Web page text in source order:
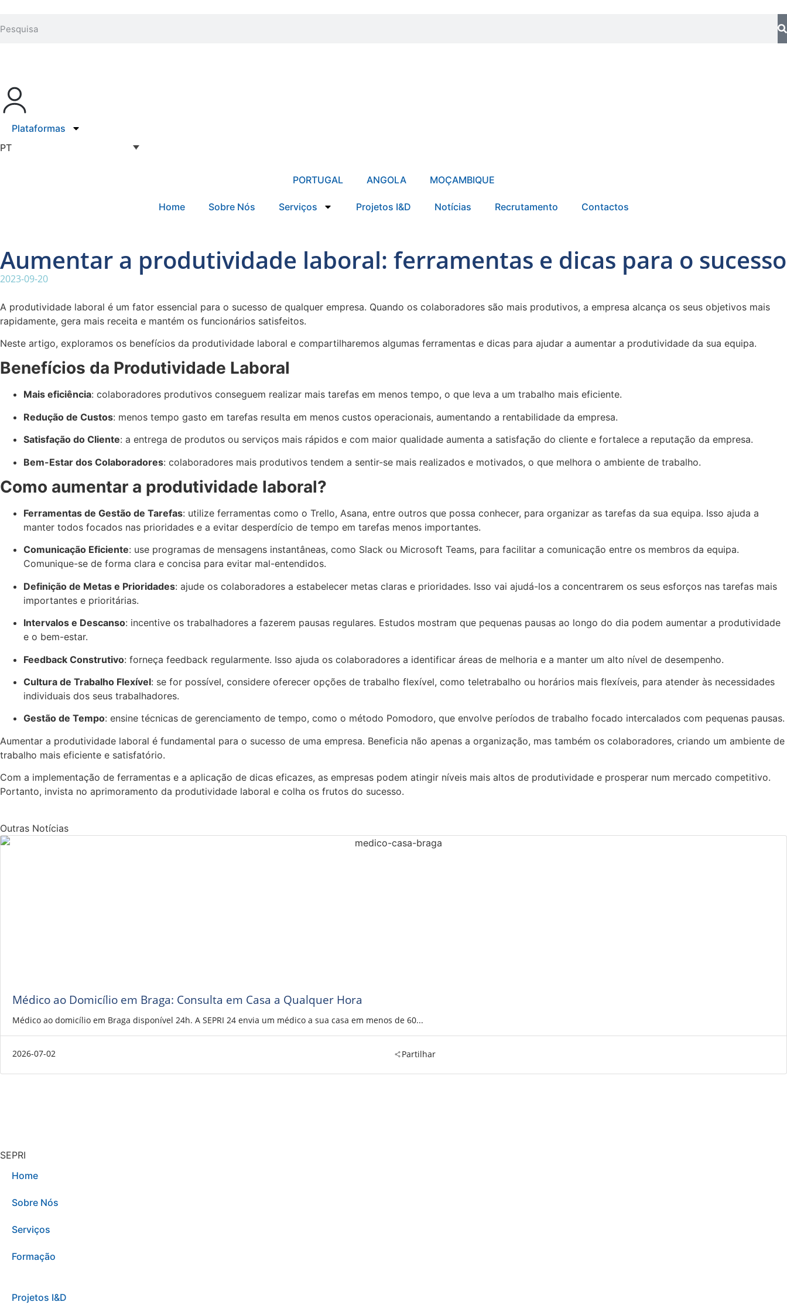
Plataformas
PT
PORTUGAL ANGOLA MOÇAMBIQUE
Home Sobre Nós Serviços Projetos I&D Notícias Recrutamento Contactos
Aumentar a produtividade laboral: ferramentas e dicas para o sucesso
2023-09-20
A produtividade laboral é um fator essencial para o sucesso de qualquer empresa. Quando os colaboradores são mais produtivos, a empresa alcança os seus objetivos mais
rapidamente, gera mais receita e mantém os funcionários satisfeitos.
Neste artigo, exploramos os benefícios da produtividade laboral e compartilharemos algumas ferramentas e dicas para ajudar a aumentar a produtividade da sua equipa.
Benefícios da Produtividade Laboral
Mais eficiência: colaboradores produtivos conseguem realizar mais tarefas em menos tempo, o que leva a um trabalho mais eficiente.
Redução de Custos: menos tempo gasto em tarefas resulta em menos custos operacionais, aumentando a rentabilidade da empresa.
Satisfação do Cliente: a entrega de produtos ou serviços mais rápidos e com maior qualidade aumenta a satisfação do cliente e fortalece a reputação da empresa.
Bem-Estar dos Colaboradores: colaboradores mais produtivos tendem a sentir-se mais realizados e motivados, o que melhora o ambiente de trabalho.
Como aumentar a produtividade laboral?
Ferramentas de Gestão de Tarefas: utilize ferramentas como o Trello, Asana, entre outros que possa conhecer, para organizar as tarefas da sua equipa. Isso ajuda a
manter todos focados nas prioridades e a evitar desperdício de tempo em tarefas menos importantes.
Comunicação Eficiente: use programas de mensagens instantâneas, como Slack ou Microsoft Teams, para facilitar a comunicação entre os membros da equipa.
Comunique-se de forma clara e concisa para evitar mal-entendidos.
Definição de Metas e Prioridades: ajude os colaboradores a estabelecer metas claras e prioridades. Isso vai ajudá-los a concentrarem os seus esforços nas tarefas mais
importantes e prioritárias.
Intervalos e Descanso: incentive os trabalhadores a fazerem pausas regulares. Estudos mostram que pequenas pausas ao longo do dia podem aumentar a produtividade
e o bem-estar.
Feedback Construtivo: forneça feedback regularmente. Isso ajuda os colaboradores a identificar áreas de melhoria e a manter um alto nível de desempenho.
Cultura de Trabalho Flexível: se for possível, considere oferecer opções de trabalho flexível, como teletrabalho ou horários mais flexíveis, para atender às necessidades
individuais dos seus trabalhadores.
Gestão de Tempo: ensine técnicas de gerenciamento de tempo, como o método Pomodoro, que envolve períodos de trabalho focado intercalados com pequenas pausas.
Aumentar a produtividade laboral é fundamental para o sucesso de uma empresa. Beneficia não apenas a organização, mas também os colaboradores, criando um ambiente de
trabalho mais eficiente e satisfatório.
Com a implementação de ferramentas e a aplicação de dicas eficazes, as empresas podem atingir níveis mais altos de produtividade e prosperar num mercado competitivo.
Portanto, invista no aprimoramento da produtividade laboral e colha os frutos do sucesso.
Outras Notícias
Médico ao Domicílio em Braga: Consulta em Casa a Qualquer Hora
Médico ao domicílio em Braga disponível 24h. A SEPRI 24 envia um médico a sua casa em menos de 60...
2026-07-02 Partilhar
SEPRI
Home
Sobre Nós
Serviços
Formação
Projetos I&D